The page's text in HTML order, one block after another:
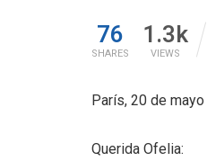
76
SHARES
1.3k
VIEWS
París, 20 de
Querida Ofelia: